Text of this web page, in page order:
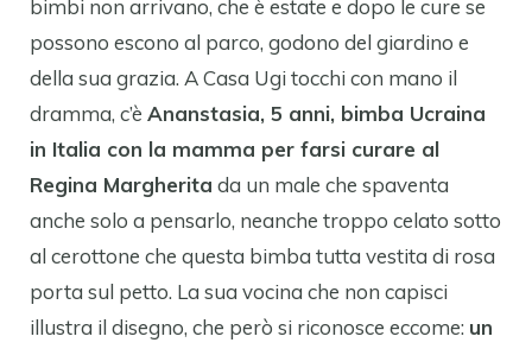
bimbi non arrivano, che è estate e dopo le cure se
possono escono al parco, godono del giardino e
della sua grazia. A Casa Ugi tocchi con mano il
dramma, c’è Ananstasia, 5 anni, bimba Ucraina
in Italia con la mamma per farsi curare al
Regina Margherita da un male che spaventa
anche solo a pensarlo, neanche troppo celato sotto
al cerottone che questa bimba tutta vestita di rosa
porta sul petto. La sua vocina che non capisci
illustra il disegno, che però si riconosce eccome: un